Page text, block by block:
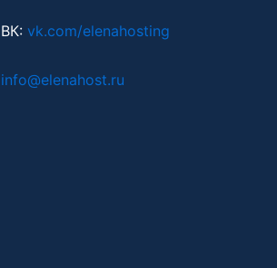
ВК: vk.com/elenahosting
info@elenahost.ru